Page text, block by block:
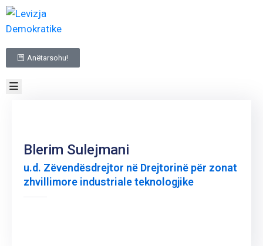
Anëtarsohu!
BALLINA
RRETH
TË
KARAKTER
PUBLIK
ZGJEDHJET
Blerim Sulejmani
u.d. Zëvendësdrejtor në Drejtorinë për zonat
zhvillimore industriale teknologjike